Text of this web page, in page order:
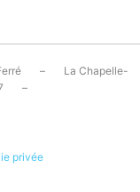
– La Chapelle-
67 –
privée